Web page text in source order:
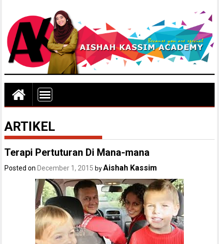
ARTIKEL
Terapi Pertuturan Di Mana-mana
Posted on December 1, 2015 byAishah Kassim